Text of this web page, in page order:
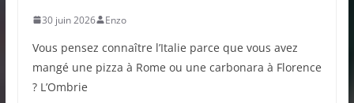
30 juin 2026 Enzo
Vous pensez connaître l’Italie parce que vous avez
mangé une pizza à Rome ou une carbonara à Florence
? L’Ombrie